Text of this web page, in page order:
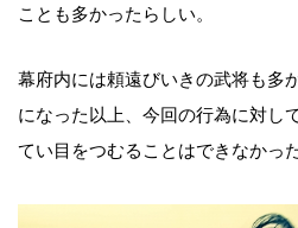
ことも多かったらしい。
幕府内には頼遠びいきの武将も多
になった以上、今回の行為に対し
てい目をつむることはできなかった